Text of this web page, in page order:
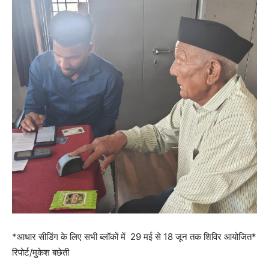
*आधार सीडिंग के लिए सभी ब्लॉकों में 29 मई से 18 जून तक शिविर आयोजित*
रिपोर्ट/मुकेश बछेती